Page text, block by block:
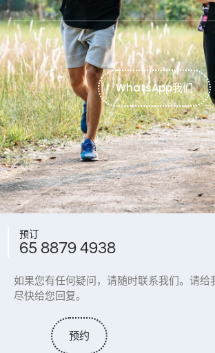
WhatsApp我们
预订
65 8879 4938
如果您有任何疑问，请随时联系我们。请给
尽快给您回复。
预约